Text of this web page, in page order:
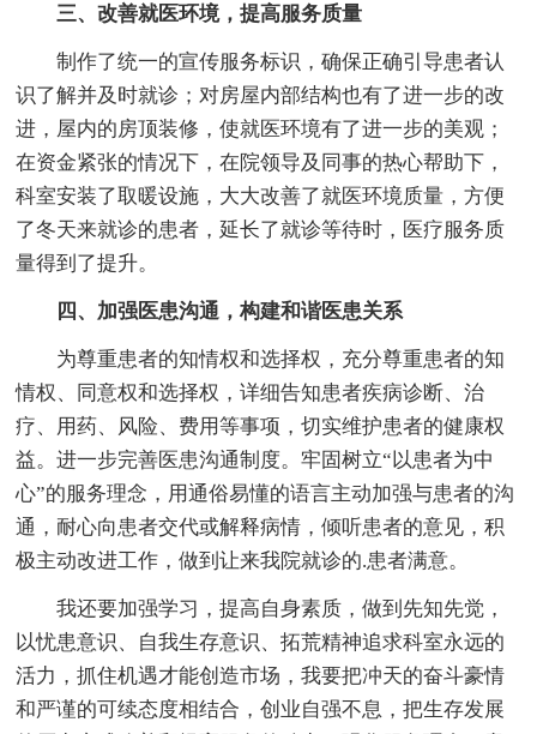
三、改善就医环境，提高服务质量
制作了统一的宣传服务标识，确保正确引导患者认
识了解并及时就诊；对房屋内部结构也有了进一步的改
进，屋内的房顶装修，使就医环境有了进一步的美观；
在资金紧张的情况下，在院领导及同事的热心帮助下，
科室安装了取暖设施，大大改善了就医环境质量，方便
了冬天来就诊的患者，延长了就诊等待时，医疗服务质
量得到了提升。
四、加强医患沟通，构建和谐医患关系
为尊重患者的知情权和选择权，充分尊重患者的知
情权、同意权和选择权，详细告知患者疾病诊断、治
疗、用药、风险、费用等事项，切实维护患者的健康权
益。进一步完善医患沟通制度。牢固树立“以患者为中
心”的服务理念，用通俗易懂的语言主动加强与患者的沟
通，耐心向患者交代或解释病情，倾听患者的意见，积
极主动改进工作，做到让来我院就诊的.患者满意。
我还要加强学习，提高自身素质，做到先知先觉，
以忧患意识、自我生存意识、拓荒精神追求科室永远的
活力，抓住机遇才能创造市场，我要把冲天的奋斗豪情
和严谨的可续态度相结合，创业自强不息，把生存发展